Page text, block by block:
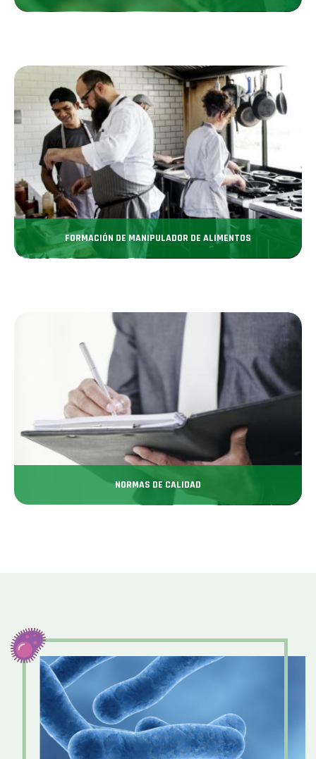
FORMACIÓN DE MANIPULADOR DE ALIMENTOS
NORMAS DE CALIDAD